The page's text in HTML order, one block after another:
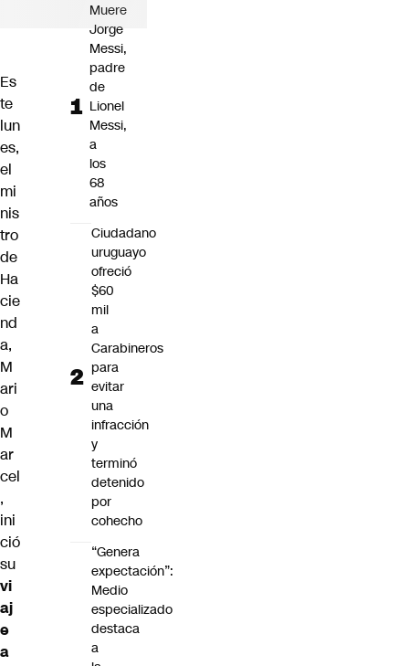
Es
te
lun
es,
el
mi
nis
tro
de
Ha
cie
nd
a,
M
ari
o
M
ar
cel
,
ini
ció
su
vi
aj
e
a
Muere
Jorge
Messi,
padre
de
Lionel
Messi,
a
los
68
años
Ciudadano
uruguayo
ofreció
$60
mil
a
Carabineros
para
evitar
una
infracción
y
terminó
detenido
por
cohecho
“Genera
expectación”:
Medio
especializado
destaca
a